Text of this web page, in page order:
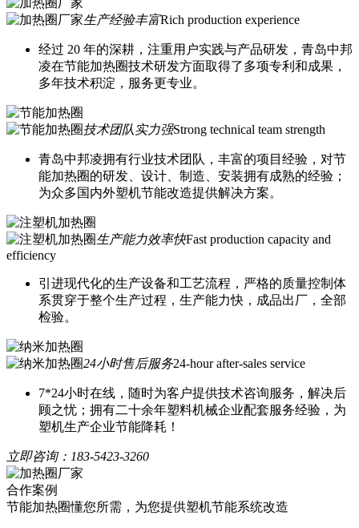
生产经验丰富Rich production experience
经过 20 年的深耕，注重用户实践与产品研发，青岛中邦
凌在节能加热圈技术研发方面取得了多项专利和成果，
多年技术积淀，服务更专业。
技术团队实力强Strong technical team strength
青岛中邦凌拥有行业技术团队，丰富的项目经验，对节
能加热圈的研发、设计、制造、安装拥有成熟的经验；
为众多国内外塑机节能改造提供解决方案。
生产能力效率快Fast production capacity and
efficiency
引进现代化的生产设备和工艺流程，严格的质量控制体
系贯穿于整个生产过程，生产能力快，成品出厂，全部
检验。
24小时售后服务24-hour after-sales service
7*24小时在线，随时为客户提供技术咨询服务，解决后
顾之忧；拥有二十余年塑料机械企业配套服务经验，为
塑机生产企业节能降耗！
立即咨询： 183-5423-3260
合作案例
节能加热圈懂您所需，为您提供塑机节能系统改造